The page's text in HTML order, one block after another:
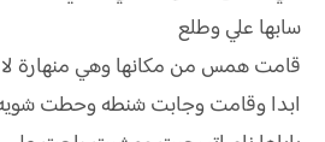
سابها علي وطلع
قامت همس من مكانها وهي منهارة
ابدا وقامت وجابت شنطه وحطت